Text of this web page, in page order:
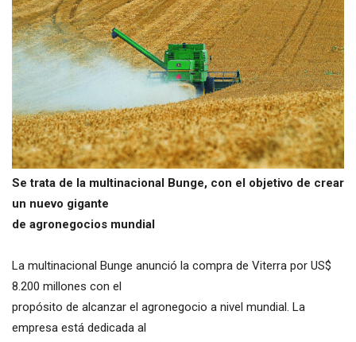
Se trata de la multinacional Bunge, con el objetivo de crear
un nuevo gigante
de agronegocios mundial
La multinacional Bunge anunció la compra de Viterra por US$
8.200 millones con el
propósito de alcanzar el agronegocio a nivel mundial. La
empresa está dedicada al